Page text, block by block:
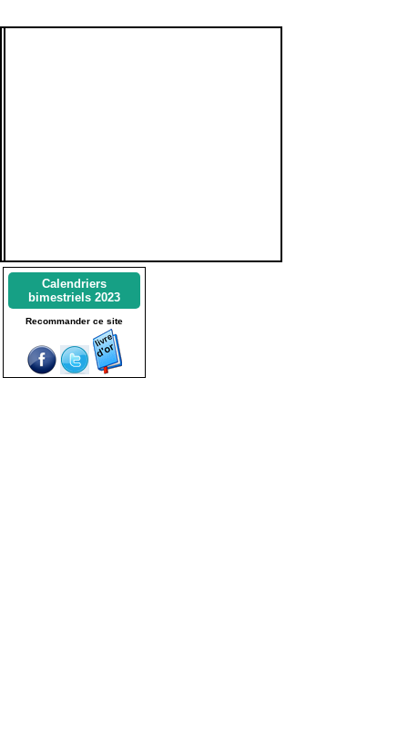
Calendriers
bimestriels 2023
Recommander ce site